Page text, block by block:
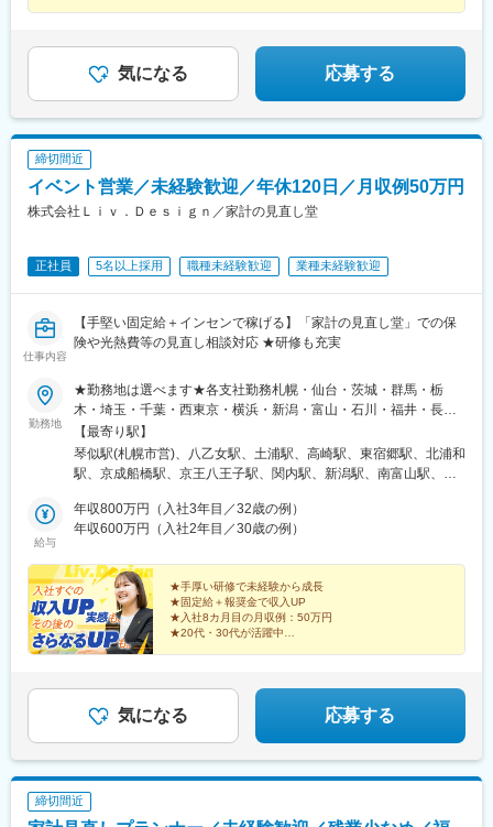
心斎橋駅、東中央町駅、立町駅、高松築港駅、天神駅、櫛田神社
内駅、新千葉駅、仁愛女子高校駅、第一通り駅、丸の内駅(愛知
県)、堺筋本町駅、新西大寺町筋駅、紙屋町西駅、高松駅(香川
気になる 応募する
締切間近
イベント営業／未経験歓迎／年休120日／月収例50万円
株式会社Ｌｉｖ．Ｄｅｓｉｇｎ／家計の見直し堂
正社員 5名以上採用 職種未経験歓迎 業種未経験歓迎
仕事内容
【手堅い固定給＋インセンで稼げる】「家計の見直し堂」での保
険や光熱費等の見直し相談対応 ★研修も充実
勤務地
★勤務地は選べます★各支社勤務札幌・仙台・茨城・群馬・栃
木・埼玉・千葉・西東京・横浜・新潟・富山・石川・福井・長
野・静岡・名古屋・三重・京都・大阪・神戸・岡山・広島・愛
媛・福岡・長崎・熊本・鹿児島※U・Iターン歓迎▼北海道・東北北
海道札幌市西区宮城県仙台市泉区▼関東茨城県土浦市群馬県高崎
王子市神奈川県横浜市中区▼北信越新潟県新潟市中央区富山県富
山市石川県金沢市福井県福井市長野県松本市▼東海静岡県静岡市
重県津市▼関西京都府京都市下京区大阪府吹田市大阪府堺市北区
兵庫県神戸市中央区▼中国・四国岡山県岡山市北区広島県広島市
南区愛媛県松山市▼九州福岡県福岡市中央区長崎県長崎市熊本県
熊本市中央区鹿児島県鹿児島市※本人の意思に反した会社側からの
一方的な転勤指示はございません必ず本人と相談、合意の上での
対策：各拠点にあり
【最寄り駅】
琴似駅(札幌市営)、八乙女駅、土浦駅、高崎駅、東宿郷駅、北浦和
駅、京成船橋駅、京王八王子駅、関内駅、新潟駅、南富山駅、西
駅、尾張一宮駅、津駅、五条駅(京都市営)、江坂駅、三国ケ丘駅
(大阪府)、新神戸駅、大雲寺前駅、比治山橋駅、大手町駅(愛媛
本線)、宇都宮駅東口駅、船橋駅、八王子駅、馬車道駅、南富山駅
前駅、西松本駅、名鉄一宮駅、烏丸駅、百舌鳥八幡駅、春日野道
駅(阪急線)、東中央町駅、比治山下駅、ＪＲ松山駅前駅、めがね橋
駅、鹿児島中央駅前駅、宇都宮駅、大神宮下駅、日本大通り駅、
北松本駅、西一宮駅、四条駅(京都市営)、百舌鳥駅、新西大寺町筋
給与
年収800万円（入社3年目／32歳の例）
年収600万円（入社2年目／30歳の例）
★手厚い研修で未経験から成長
★固定給＋報奨金で収入UP
★入社8カ月目の月収例：50万円
★20代・30代が活躍中
あなたの「話好き」のスキルが活かせます◎
気になる 応募する
締切間近